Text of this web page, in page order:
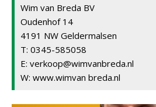
Wim van Breda BV
Oudenhof 14
4191 NW Geldermalsen
T: 0345-585058
E: verkoop@wimvanbreda.nl
W: www.wimvan breda.nl